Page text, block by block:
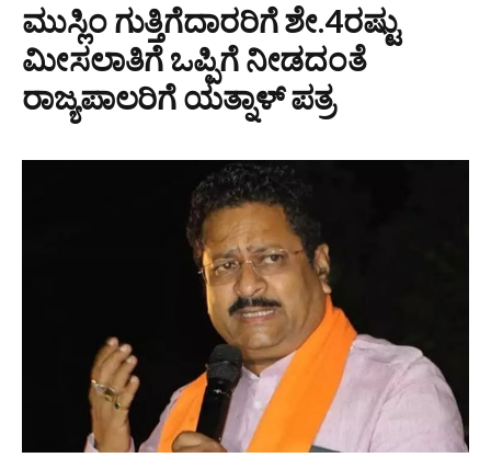
ಮುಸ್ಲಿಂ ಗುತ್ತಿಗೆದಾರರಿಗೆ ಶೇ.4ರಷ್ಟು
ಮೀಸಲಾತಿಗೆ ಒಪ್ಪಿಗೆ ನೀಡದಂತೆ
ರಾಜ್ಯಪಾಲರಿಗೆ ಯತ್ನಾಳ್ ಪತ್ರ